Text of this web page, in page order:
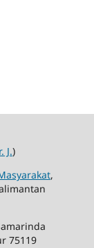
J.)
,
75119